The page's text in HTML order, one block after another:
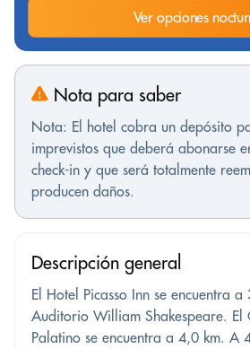
Ver opciones
Nota para saber
Nota: El hotel cobra un depósito
imprevistos que deberá abonarse
check-in y que será totalmente
producen daños.
Descripción general
El Hotel Picasso Inn se encuentra a
Auditorio William Shakespeare. El
Palatino se encuentra a 4,0 km. A